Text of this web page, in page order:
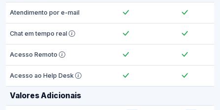
Atendimento por e-mail
Chat em tempo real
Acesso Remoto
Acesso ao Help Desk
Valores Adicionais